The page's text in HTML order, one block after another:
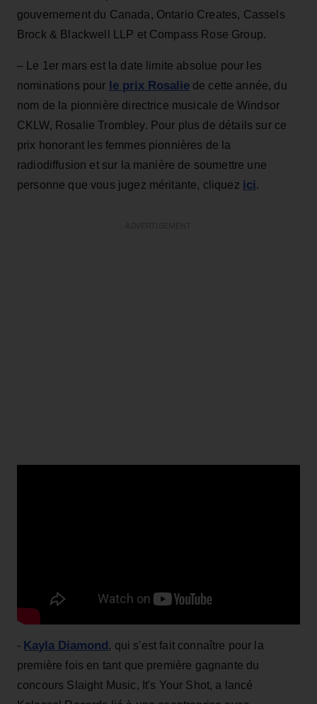
gouvernement du Canada, Ontario Creates, Cassels
Brock & Blackwell LLP et Compass Rose Group.
– Le 1er mars est la date limite absolue pour les
nominations pour le prix Rosaliede cette année, du
nom de la pionnière directrice musicale de Windsor
CKLW, Rosalie Trombley. Pour plus de détails sur ce
prix honorant les femmes pionnières de la
radiodiffusion et sur la manière de soumettre une
personne que vous jugez méritante, cliquez ici.
- Kayla Diamond, qui s'est fait connaître pour la
première fois en tant que première gagnante du
concours Slaight Music, It's Your Shot, a lancé